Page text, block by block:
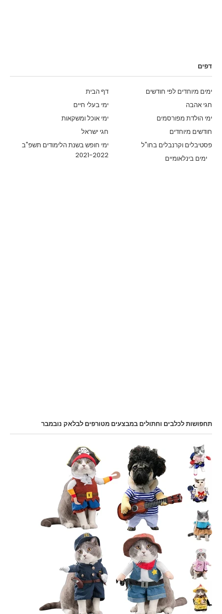
דפים
דף הבית
ימים מיוחדים לפי חודשים
ימי בעלי חיים
חגי אהבה
ימי אוכל ומשקאות
ימי הולדת מפורסמים
חגי ישראל
חודשים מיוחדים
ימי חופש בשנת הלימודים תשפ"ב
2021-2022
פסטיבלים וקרנבלים בחו"ל
ימים בינלאומיים
תחפושות לכלבים וחתולים במבצעים מטורפים לבלאק נובמבר